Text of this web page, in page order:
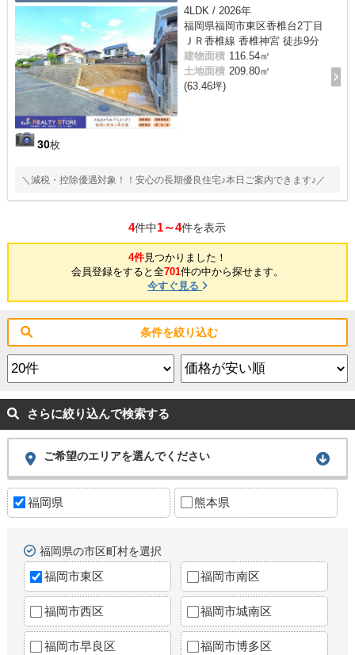
30枚
4LDK / 2026年
福岡県福岡市東区香椎台2丁目
ＪＲ香椎線 香椎神宮 徒歩9分
建物面積 116.54㎡
土地面積 209.80㎡
(63.46坪)
＼減税・控除優遇対象！！安心の長期優良住宅♪本日ご案内できます♪／
4件中1～4件を表示
4件見つかりました！
会員登録をすると全701件の中から探せます。
今すぐ見る
条件を絞り込む
さらに絞り込んで検索する
ご希望のエリアを選んでください
福岡県 熊本県
福岡県の市区町村を選択
福岡市東区 福岡市南区
福岡市西区 福岡市城南区
福岡市早良区 福岡市博多区